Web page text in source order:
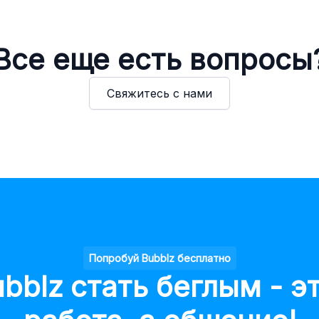
еще есть
Свяжитесь с нами
Попробуй Bubblz бесплатно
стать беглым -